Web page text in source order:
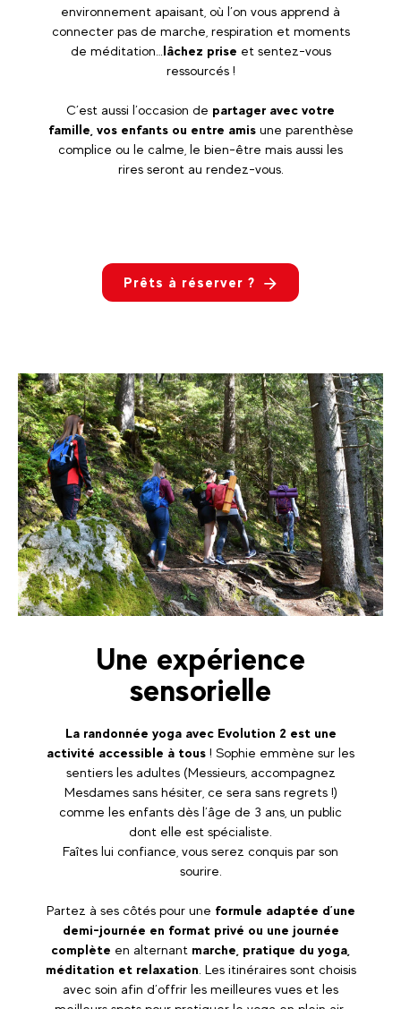
environnement apaisant, où l’on vous apprend à
connecter pas de marche, respiration et moments
de méditation… lâchez prise et sentez-vous
ressourcés !
C’est aussi l’occasion de partager avec votre
famille, vos enfants ou entre amis une parenthèse
complice ou le calme, le bien-être mais aussi les
rires seront au rendez-vous.
Prêts à réserver ?
Une expérience
sensorielle
La randonnée yoga avec Evolution 2 est une
activité accessible à tous ! Sophie emmène sur les
sentiers les adultes (Messieurs, accompagnez
Mesdames sans hésiter, ce sera sans regrets !)
comme les enfants dès l’âge de 3 ans, un public
dont elle est spécialiste.
Faîtes lui confiance, vous serez conquis par son
sourire.
Partez à ses côtés pour une formule adaptée d’une
demi-journée en format privé ou une journée
complète en alternant marche, pratique du yoga,
méditation et relaxation. Les itinéraires sont choisis
avec soin afin d’offrir les meilleures vues et les